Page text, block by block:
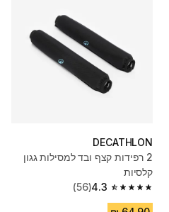
DECATHLON
2 רפידות קצף ובד למסילות גגון
קלסיות
4.3
4.3 out of 5 stars from 56 reviews
(56)